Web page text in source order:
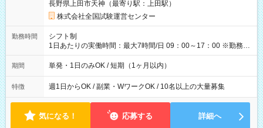
×8時間＝日収10,400円＋交通費 ※当日の役割により時給＋100
円の場合あり ・国家試験 7:00～13:30（休憩なし） 時給1,300
円（役割手当＋100円）×6時間＝日収8,400円＋交通費 【試用期
間】試用期間なし
長野県上田市天神（最寄り駅：上田駅）
株式会社全国試験運営センター
勤務時間
シフト制
1日あたりの実働時間：最大7時間/日 09：00～17：00 ※勤務時
間は 試験により異なります。
期間 単発・1日のみOK / 短期（1ヶ月以内）
特徴 週1日からOK / 副業・WワークOK / 10名以上の大量募集
気になる！ 応募する 詳細へ